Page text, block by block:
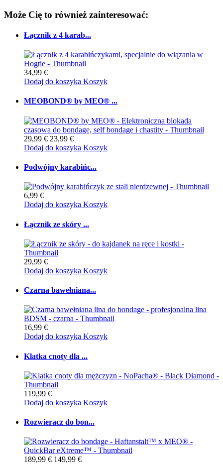
Może Cię to również zainteresować:
Łącznik z 4 karab...
34,99 €
Dodaj do koszyka Koszyk
MEOBOND® by MEO® ...
29,99 € 23,99 €
Dodaj do koszyka Koszyk
Podwójny karabińc...
6,99 €
Dodaj do koszyka Koszyk
Łącznik ze skóry ...
29,99 €
Dodaj do koszyka Koszyk
Czarna bawełniana...
16,99 €
Dodaj do koszyka Koszyk
Klatka cnoty dla ...
119,99 €
Dodaj do koszyka Koszyk
Rozwieracz do bon...
189,99 € 149,99 €